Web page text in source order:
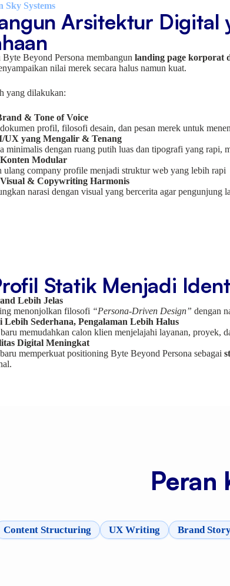
Sky Systems
Arsitektur Digital
Beyond Persona membangun landing page korporat
nilai merek secara halus namun kuat.
yang dilakukan:
& Tone of Voice
profil, filosofi desain, dan pesan merek untuk
UX yang Mengalir & Tenang
minimalis dengan ruang putih luas dan tipografi yang rapi,
Modular
ulang company profile menjadi struktur web yang lebih rapi
& Copywriting Harmonis
narasi dengan visual yang bercerita agar pengunjung
Statik Menjadi
Lebih Jelas
menonjolkan filosofi “Persona-Driven Design” dengan
Lebih Sederhana, Pengalaman Lebih Halus
memudahkan calon klien menjelajahi layanan, proyek,
Digital Meningkat
memperkuat positioning Byte Beyond Persona sebagai
Peran
Content Structuring UX Writing Brand